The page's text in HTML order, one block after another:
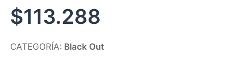
$113.288
CATEGORÍA: Black Out